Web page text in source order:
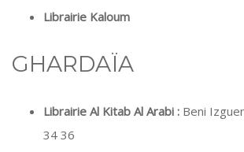
Librairie Kaloum
GHARDAÏA
Librairie Al Kitab Al Arabi : Beni
34 36